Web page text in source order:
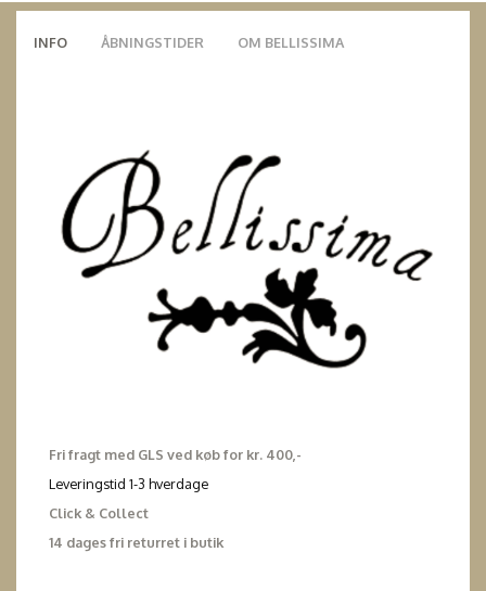
INFO ÅBNINGSTIDER OM BELLISSIMA
Fri fragt med GLS ved køb for kr. 400,-
Leveringstid 1-3 hverdage
Click & Collect
14 dages fri returret i butik